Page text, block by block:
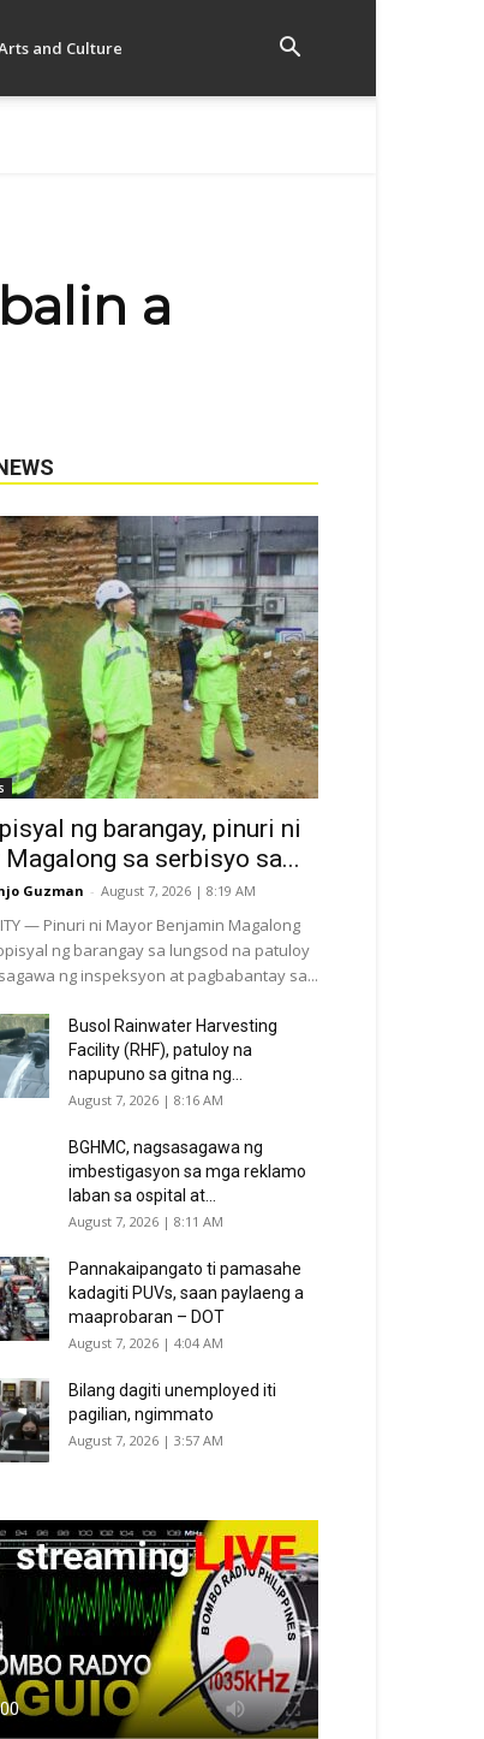
and Culture
a
ng barangay, pinuri ni
sa serbisyo sa...
Guzman - August 7, 2026 | 8:19 AM
— Pinuri ni Mayor Benjamin Magalong
ng barangay sa lungsod na patuloy
ng inspeksyon at pagbabantay sa...
Busol Rainwater Harvesting
Facility (RHF), patuloy na
napupuno sa gitna ng...
August 7, 2026 | 8:16 AM
BGHMC, nagsasagawa ng
imbestigasyon sa mga reklamo
laban sa ospital at...
August 7, 2026 | 8:11 AM
Pannakaipangato ti pamasahe
kadagiti PUVs, saan paylaeng a
maaprobaran – DOT
August 7, 2026 | 4:04 AM
Bilang dagiti unemployed iti
pagilian, ngimmato
August 7, 2026 | 3:57 AM